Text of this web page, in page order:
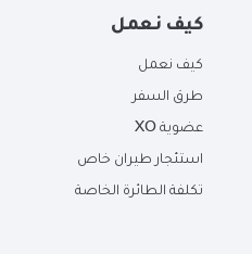
كيف نعمل
كيف نعمل
طرق السفر
عضوية XO
استئجار طيران خاص
تكلفة الطائرة الخاصة